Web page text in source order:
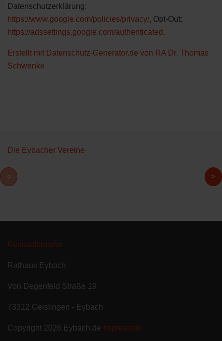
Datenschutzerklärung:
https://www.google.com/policies/privacy/, Opt-Out:
https://adssettings.google.com/authenticated .
Erstellt mit Datenschutz-Generator.de von RA Dr. Thomas
Schwenke
Die Eybacher Vereine
< >
Kontaktformular
Rathaus Eybach
Von Degenfeld Straße 19
73312 Geislingen - Eybach
Copyright 2026 Eybach.de Impressum